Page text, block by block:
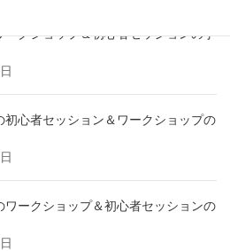
ークショップ＆初心者セッションの予
初心者セッション＆ワークショップの
ワークショップ＆初心者セッションの